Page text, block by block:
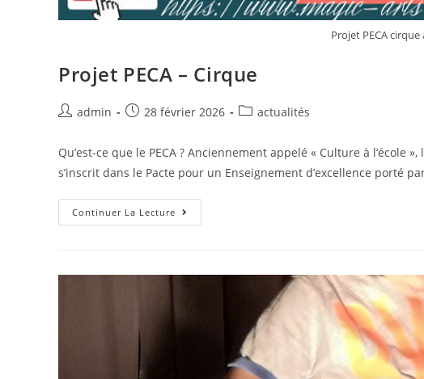
Projet PECA cirque
Projet PECA – Cirque
admin 28 février 2026 actualités
Qu’est-ce que le PECA ? Anciennement appelé « Culture à l’école
s’inscrit dans le Pacte pour un Enseignement d’excellence porté
Continuer La Lecture